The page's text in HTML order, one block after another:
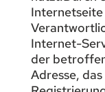
Internet-
der
Adresse,